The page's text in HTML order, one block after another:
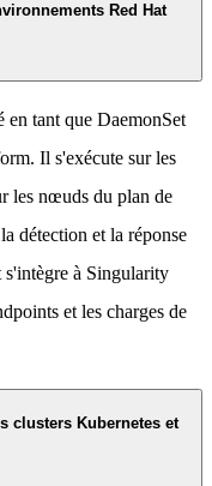
Red Hat
tant que DaemonSet
Il s'exécute sur les
les nœuds du plan de
détection et la réponse
s'intègre à Singularity
et les charges de
clusters Kubernetes et